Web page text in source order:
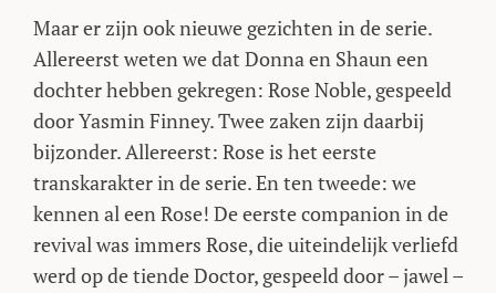
Maar er zijn ook nieuwe gezichten in de serie.
Allereerst weten we dat Donna en Shaun een
dochter hebben gekregen: Rose Noble, gespeeld
door Yasmin Finney. Twee zaken zijn daarbij
bijzonder. Allereerst: Rose is het eerste
transkarakter in de serie. En ten tweede: we
kennen al een Rose! De eerste companion in de
revival was immers Rose, die uiteindelijk verliefd
werd op de tiende Doctor, gespeeld door – jawel –